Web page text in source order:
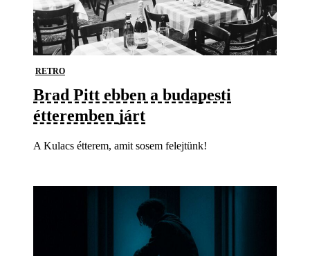
RETRO
Brad Pitt ebben a budapesti
étteremben járt
A Kulacs étterem, amit sosem felejtünk!